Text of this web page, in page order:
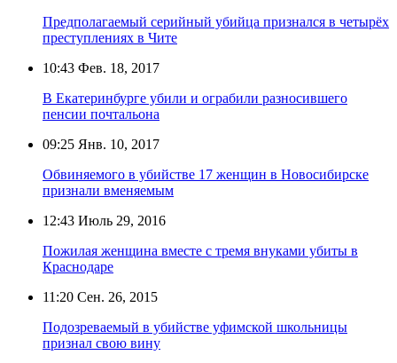
Предполагаемый серийный убийца признался в четырёх
преступлениях в Чите
10:43 Фев. 18, 2017
В Екатеринбурге убили и ограбили разносившего
пенсии почтальона
09:25 Янв. 10, 2017
Обвиняемого в убийстве 17 женщин в Новосибирске
признали вменяемым
12:43 Июль 29, 2016
Пожилая женщина вместе с тремя внуками убиты в
Краснодаре
11:20 Сен. 26, 2015
Подозреваемый в убийстве уфимской школьницы
признал свою вину